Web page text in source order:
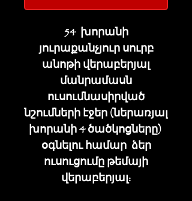
54 խորանի
յուրաքանչյուր սուրբ
անոթի վերաբերյալ
մանրամասն
ուսումնասիրված
նշումների էջեր (ներառյալ
խորանի 4 ծածկոցները)
օգնելու համար ձեր
ուսուցումը թեմայի
վերաբերյալ: